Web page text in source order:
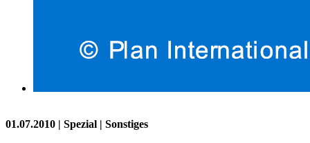
01.07.2010 | Spezial | Sonstiges